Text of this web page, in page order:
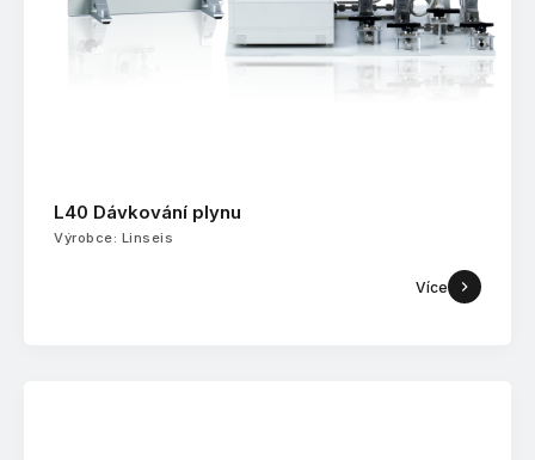
L40 Dávkování plynu
Výrobce: Linseis
Více